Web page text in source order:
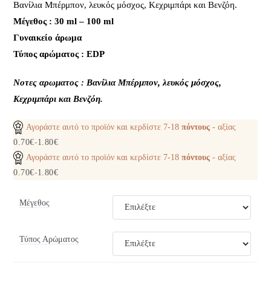
Βανίλια Μπέρμπον, λευκός μόσχος, Κεχριμπάρι και Βενζόη.
Μέγεθος : 30 ml – 100 ml
Γυναικείο άρωμα
Τύπος αρώματος : EDP
Nοτες αρωματος : Βανίλια Μπέρμπον, λευκός μόσχος,
Κεχριμπάρι και Βενζόη.
Αγοράστε αυτό το προϊόν και κερδίστε 7-18 πόντους - αξίας
0.70€-1.80€
Αγοράστε αυτό το προϊόν και κερδίστε 7-18 πόντους - αξίας
0.70€-1.80€
Μέγεθος
Τύπος Αρώματος